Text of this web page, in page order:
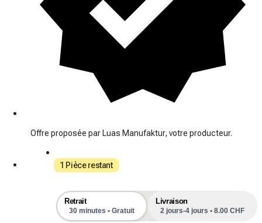
Offre proposée par Luas Manufaktur, votre producteur.
1 Pièce restant
Retrait
30 minutes • Gratuit
Livraison
2 jours-4 jours • 8.00 CHF